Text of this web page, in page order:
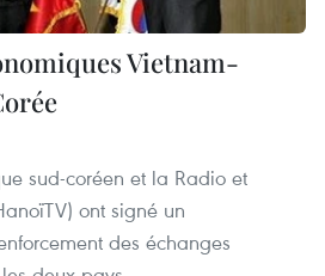
Vietnam-
sud-coréen et la Radio et
ont signé un
des échanges